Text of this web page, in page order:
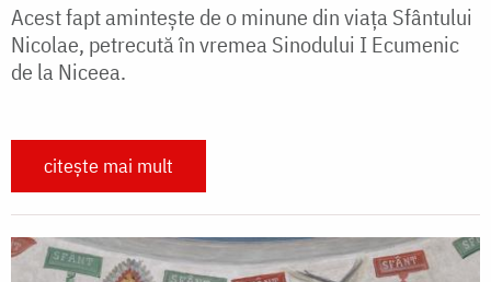
Acest fapt amintește de o minune din viața Sfântului
Nicolae, petrecută în vremea Sinodului I Ecumenic
de la Niceea.
citește mai mult